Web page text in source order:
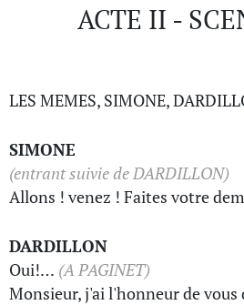
ACTE II -
LES MEMES, SIMONE,
SIMONE
(entrant suivie de DARDILLON)
Allons ! venez ! Faites votre
DARDILLON
Oui!… (A PAGINET)
Monsieur, j'ai l'honneur de